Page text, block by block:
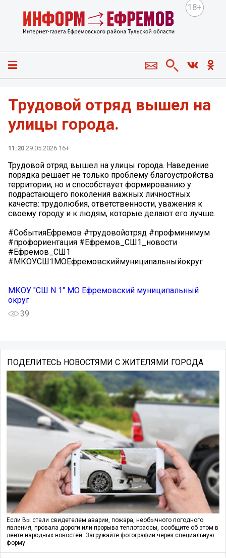
18+
Трудовой отряд вышел на
улицы города.
11:20 29.05.2026 16+
Трудовой отряд вышел на улицы города. Наведение
порядка решает не только проблему благоустройства
территории, но и способствует формированию у
подрастающего поколения важных личностных
качеств: трудолюбия, ответственности, уважения к
своему городу и к людям, которые делают его лучше.
#СобытияЕфремов #трудовойотряд #профминимум
#профориентация #Ефремов_СШ1_новости
#Ефремов_СШ1
#МКОУСШ1МОЕфремовскиймуниципальныйокруг
МКОУ "СШ N 1" МО Ефремовский муниципальный
округ
39
ПОДЕЛИТЕСЬ НОВОСТЯМИ С ЖИТЕЛЯМИ ГОРОДА
Если Вы стали свидетелем аварии, пожара, необычного погодного
явления, провала дороги или прорыва теплотрассы, сообщите об этом в
ленте народных новостей. Загружайте фотографии через специальную
форму.